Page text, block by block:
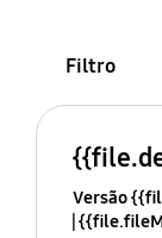
Filtro
Versão